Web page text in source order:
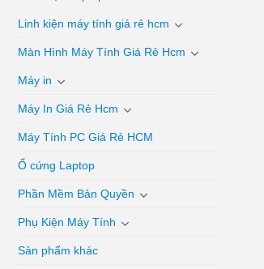
Linh kiện máy tính giá rẻ hcm
Màn Hình Máy Tính Giá Rẻ Hcm
Máy in
Máy In Giá Rẻ Hcm
Máy Tính PC Giá Rẻ HCM
Ổ cứng Laptop
Phần Mềm Bản Quyền
Phụ Kiện Máy Tính
Sản phẩm khác